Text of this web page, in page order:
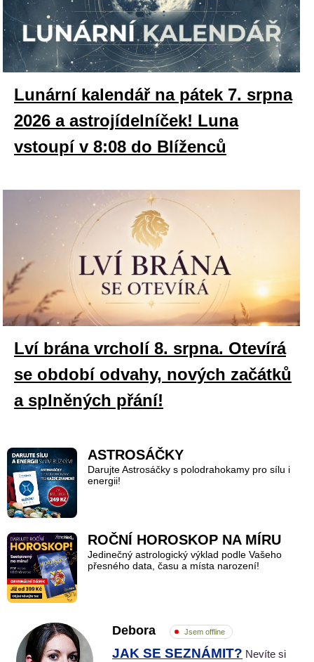
Lunární kalendář na pátek 7. srpna
2026 a astrojídelníček! Luna
vstoupí v 8:08 do Blíženců
Lví brána vrcholí 8. srpna. Otevírá
se období odvahy, nových začátků
a splněných přání!
ASTROSÁČKY
Darujte Astrosáčky s polodrahokamy pro sílu i
energii!
ROČNÍ HOROSKOP NA MÍRU
Jedinečný astrologický výklad podle Vašeho
přesného data, času a místa narození!
Debora Jsem offline
JAK SE SEZNÁMIT? Nevíte si